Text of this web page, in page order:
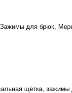
для брюк,
щётка,